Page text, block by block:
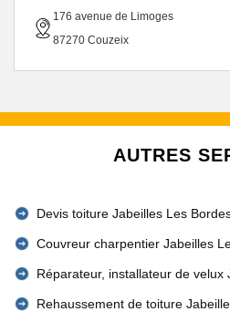
176 avenue de Limoges
87270 Couzeix
AUTRES
Devis toiture Jabeilles Les
Couvreur charpentier Jabeilles
Réparateur, installateur de velux
Rehaussement de toiture